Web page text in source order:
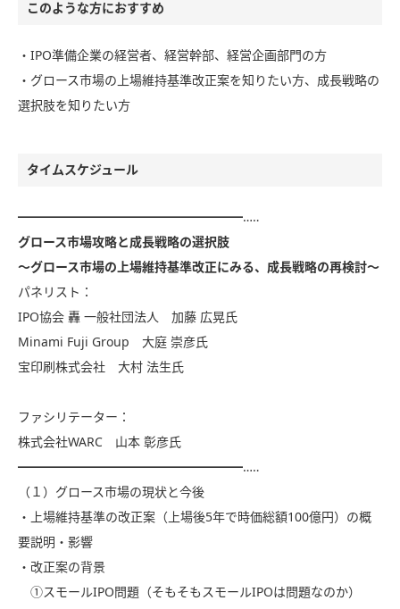
このような方におすすめ
・IPO準備企業の経営者、経営幹部、経営企画部門の方
・グロース市場の上場維持基準改正案を知りたい方、成長戦略の
選択肢を知りたい方
タイムスケジュール
━━━━━━━━━━━━━━━━━━…‥
グロース市場攻略と成長戦略の選択肢
～グロース市場の上場維持基準改正にみる、成長戦略の再検討～
パネリスト：
IPO協会 轟 一般社団法人 加藤 広晃氏
Minami Fuji Group 大庭 崇彦氏
宝印刷株式会社 大村 法生氏
ファシリテーター：
株式会社WARC 山本 彰彦氏
━━━━━━━━━━━━━━━━━━…‥
（１）グロース市場の現状と今後
・上場維持基準の改正案（上場後5年で時価総額100億円）の概
要説明・影響
・改正案の背景
①スモールIPO問題（そもそもスモールIPOは問題なのか）